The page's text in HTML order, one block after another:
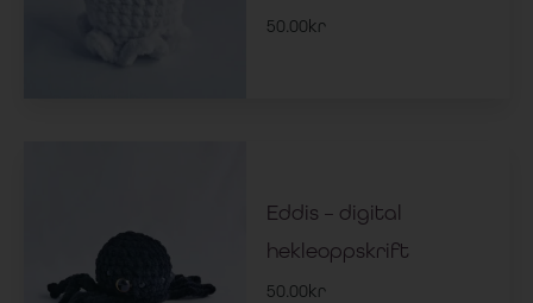
50.00kr
Eddis – digital
hekleoppskrift
50.00kr